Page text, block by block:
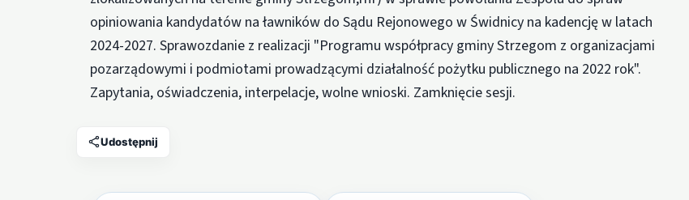
opiniowania kandydatów na ławników do Sądu Rejonowego w Świdnicy na kadencję w latach
2024-2027. Sprawozdanie z realizacji "Programu współpracy gminy Strzegom z organizacjami
pozarządowymi i podmiotami prowadzącymi działalność pożytku publicznego na 2022 rok".
Zapytania, oświadczenia, interpelacje, wolne wnioski. Zamknięcie sesji.
Udostępnij